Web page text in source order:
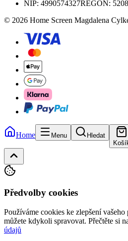
NIP: 4990574327REGON:
© 2026 Home Screen Magdalena
Home Menu
Hledat
Předvolby cookies
Používáme cookies ke zlepšení
můžete kdykoli spravovat. Přečtěte si
údajů